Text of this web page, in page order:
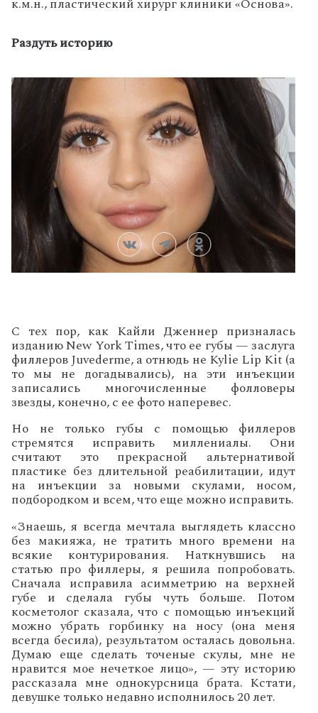
к.м.н., пластический хирург клиники «Основа».
Раздуть историю
С тех пор, как Кайли Дженнер призналась
изданиюNew YorkTimes, что ее губы — заслуга
филлеровJuvederme, а отнюдь не Kylie Lip Kit (а
то мы не догадывались), на эти инъекции
записались многочисленные фолловеры
звезды, конечно, с ее фото наперевес.
Но не только губы с помощью филлеров
стремятся исправить миллениалы. Они
считают это прекрасной альтернативой
пластике без длительной реабилитации, идут
на инъекции за новыми скулами, носом,
подбородком и всем, что еще можно исправить.
«Знаешь, я всегда мечтала выглядеть классно
без макияжа, не тратить много времени на
всякие контурирования. Наткнувшись на
статью про филлеры, я решила попробовать.
Сначала исправила асимметрию на верхней
губе и сделала губы чуть больше. Потом
косметолог сказала, что с помощью инъекций
можно убрать горбинку на носу (она меня
всегда бесила), результатом осталась довольна.
Думаю еще сделать точеные скулы, мне не
нравится мое нечеткое лицо», — эту историю
рассказала мне однокурсница брата. Кстати,
девушке только недавно исполнилось 20 лет.